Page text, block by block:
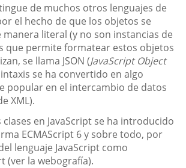
de muchos otros lenguajes de
el hecho de que los objetos se
literal (y no son instancias de
que permite formatear estos objetos
se llama JSON (JavaScript Object
se ha convertido en algo
popular en el intercambio de datos
XML).
clases en JavaScript se ha introducido
ECMAScript 6 y sobre todo, por
lenguaje JavaScript como
(ver la webografía).